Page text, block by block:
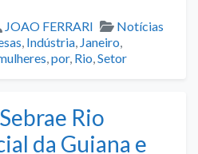
Author
JOAO FERRARI Categories
Notícias
, Indústria, Janeiro,
,por, Rio,Setor
Rio
da Guiana e